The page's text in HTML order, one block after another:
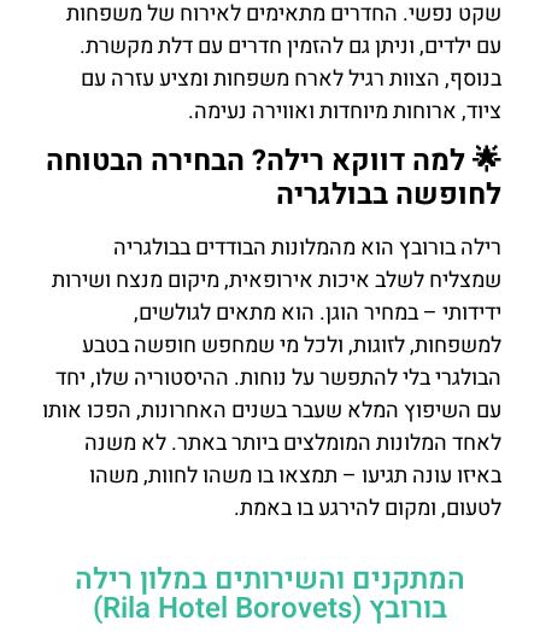
שקט נפשי. החדרים מתאימים לאירוח של משפחות
עם ילדים, וניתן גם להזמין חדרים עם דלת מקשרת.
בנוסף, הצוות רגיל לארח משפחות ומציע עזרה עם
ציוד, ארוחות מיוחדות ואווירה נעימה.
🌟 למה דווקא רילה? הבחירה הבטוחה
לחופשה בבולגריה
רילה בורובץ הוא מהמלונות הבודדים בבולגריה
שמצליח לשלב איכות אירופאית, מיקום מנצח ושירות
ידידותי – במחיר הוגן. הוא מתאים לגולשים,
למשפחות, לזוגות, ולכל מי שמחפש חופשה בטבע
הבולגרי בלי להתפשר על נוחות. ההיסטוריה שלו, יחד
עם השיפוץ המלא שעבר בשנים האחרונות, הפכו אותו
לאחד המלונות המומלצים ביותר באתר. לא משנה
באיזו עונה תגיעו – תמצאו בו משהו לחוות, משהו
לטעום, ומקום להירגע בו באמת.
המתקנים והשירותים במלון רילה
בורובץ (Rila Hotel Borovets)